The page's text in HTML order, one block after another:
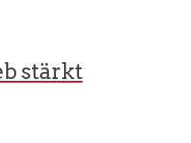
stärkt